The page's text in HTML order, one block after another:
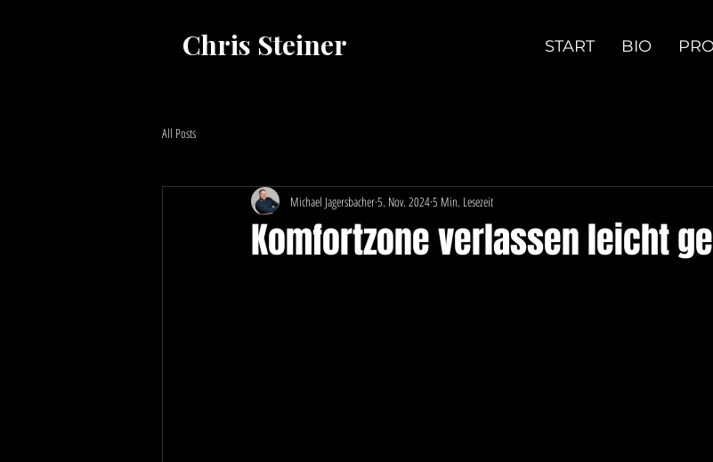
Chris Steiner START BIO
All Posts
Komfortzone verlassen leicht
Michael Jagersbacher5. Nov. 20245 Min. Lesezeit